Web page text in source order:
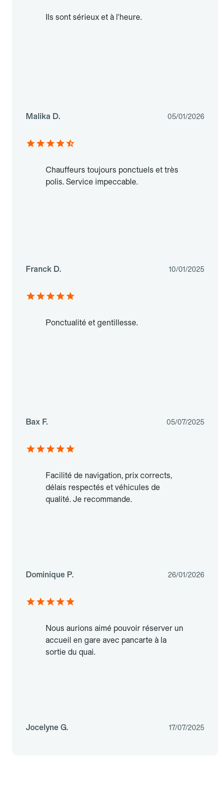
Ils sont sérieux et à l'heure.
Malika D. 05/01/2026
Chauffeurs toujours ponctuels et très
polis. Service impeccable.
Franck D. 10/01/2025
Ponctualité et gentillesse.
Bax F. 05/07/2025
Facilité de navigation, prix corrects,
délais respectés et véhicules de
qualité. Je recommande.
Dominique P. 26/01/2026
Nous aurions aimé pouvoir réserver un
accueil en gare avec pancarte à la
sortie du quai.
Jocelyne G. 17/07/2025